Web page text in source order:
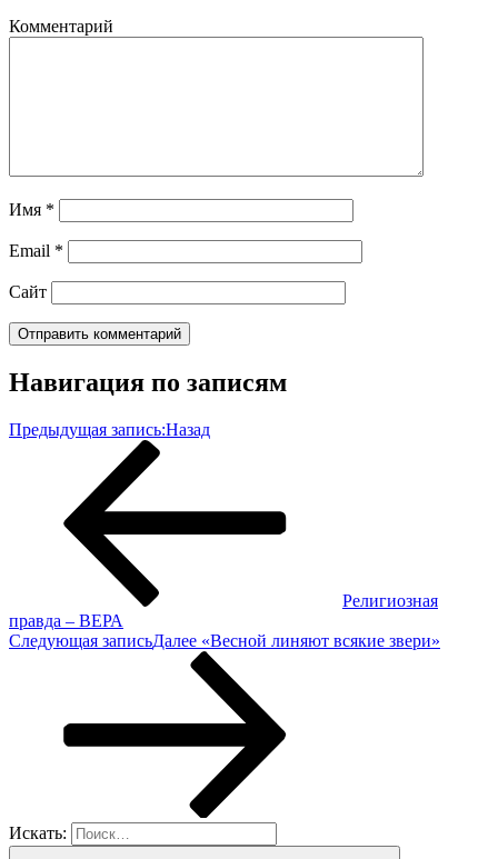
Комментарий
Имя *
Email *
Сайт
Навигация по записям
Предыдущая запись:Назад
Религиозная
правда – ВЕРА
Следующая записьДалее «Весной линяют всякие звери»
Искать: